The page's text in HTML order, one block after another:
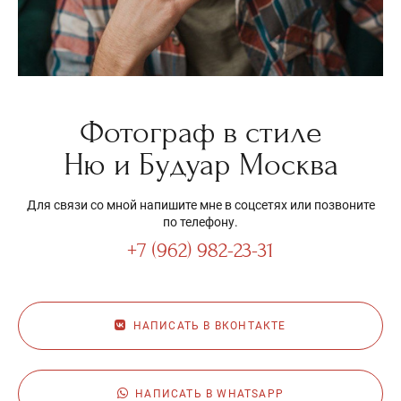
Фотограф в стиле
Ню и Будуар Москва
Для связи со мной напишите мне в соцсетях или позвоните
по телефону.
+7 (962) 982-23-31
НАПИСАТЬ В ВКОНТАКТЕ
НАПИСАТЬ В WHATSAPP